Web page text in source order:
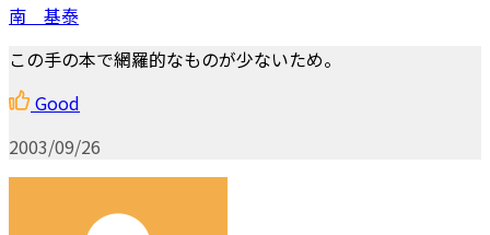
南 基泰
この手の本で網羅的なものが少ないため。
Good
2003/09/26